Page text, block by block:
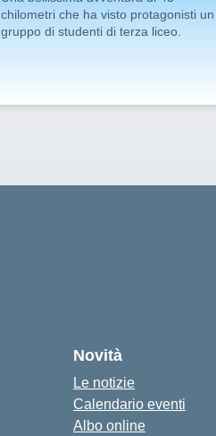
chilometri che ha visto protagonisti un
gruppo di studenti di terza liceo.
Novità
Le notizie
Calendario eventi
Albo online